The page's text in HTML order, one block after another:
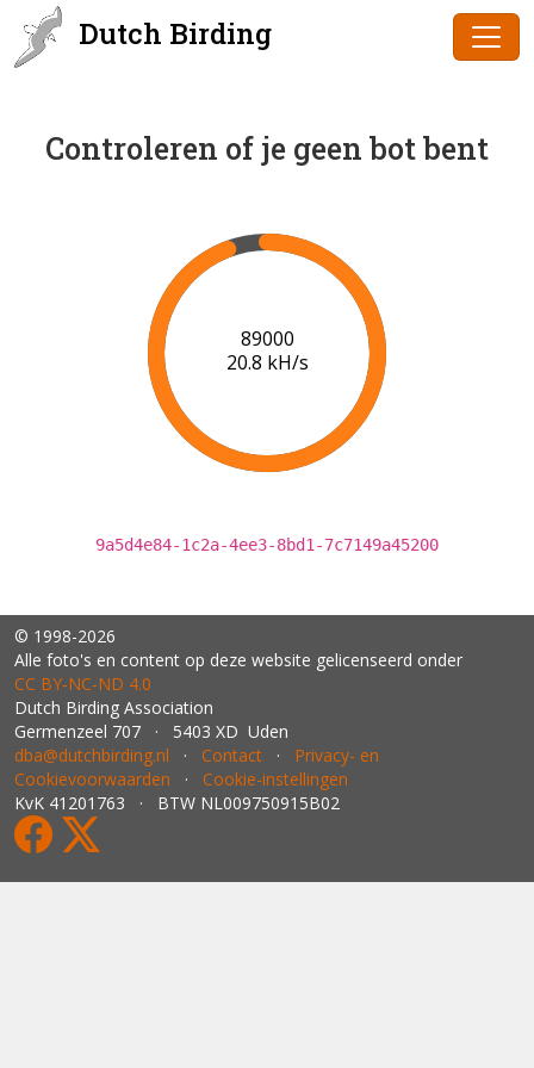
Dutch Birding
Controleren of je geen bot bent
91000
21.0 kH/s
9a5d4e84-1c2a-4ee3-8bd1-7c7149a45200
© 1998-2026
Alle foto's en content op deze website gelicenseerd onder
CC BY‑NC‑ND 4.0
Dutch Birding Association
Germenzeel 707 · 5403 XD Uden
dba@dutchbirding.nl · Contact · Privacy- en
Cookievoorwaarden · Cookie-instellingen
KvK 41201763 · BTW NL009750915B02